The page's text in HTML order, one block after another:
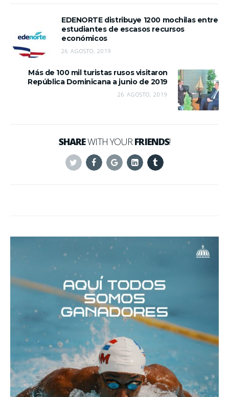
EDENORTE distribuye 1200 mochilas entre
estudiantes de escasos recursos
económicos
26 AGOSTO, 2019
Más de 100 mil turistas rusos visitaron
República Dominicana a junio de 2019
26 AGOSTO, 2019
SHAREWITH YOURFRIENDS!